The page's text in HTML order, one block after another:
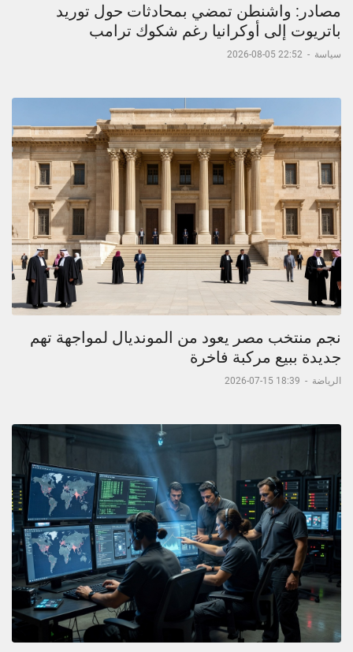
مصادر: واشنطن تمضي بمحادثات حول توريد
باتريوت إلى أوكرانيا رغم شكوك ترامب
سياسة -
22:52 05-08-2026
نجم منتخب مصر يعود من المونديال لمواجهة تهم
جديدة ببيع مركبة فاخرة
الرياضة -
18:39 15-07-2026